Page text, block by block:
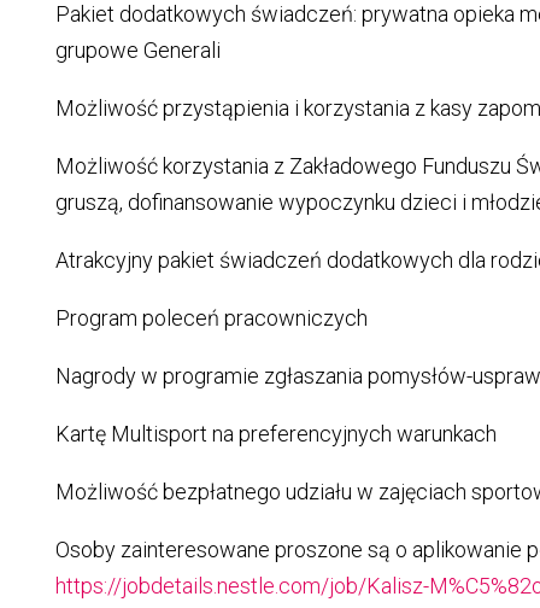
Pakiet dodatkowych świadczeń: prywatna opieka
grupowe Generali
Możliwość przystąpienia i korzystania z kasy
Możliwość korzystania z Zakładowego Funduszu
gruszą, dofinansowanie wypoczynku dzieci i
Atrakcyjny pakiet świadczeń dodatkowych dla
Program poleceń pracowniczych
Nagrody w programie zgłaszania pomysłów-
Kartę Multisport na preferencyjnych warunkach
Możliwość bezpłatnego udziału w zajęciach
Osoby zainteresowane proszone są o aplikowanie
https://jobdetails.nestle.com/job/Kalisz-